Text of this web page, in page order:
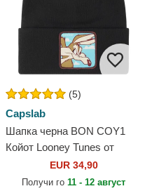
(5)
Capslab
Шапка черна BON COY1
Койот Looney Tunes от
EUR 34,90
Получи го 11 - 12 август